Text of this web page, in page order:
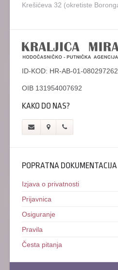
Krešićeva 32 (okretiste
ID-KOD: HR-AB-01-080297262
OIB 131954007692
KAKO DO NAS?
POPRATNA DOKUMENTACIJA
Izjava o privatnosti
Prijavnica
Osiguranje
Pravila
Česta pitanja